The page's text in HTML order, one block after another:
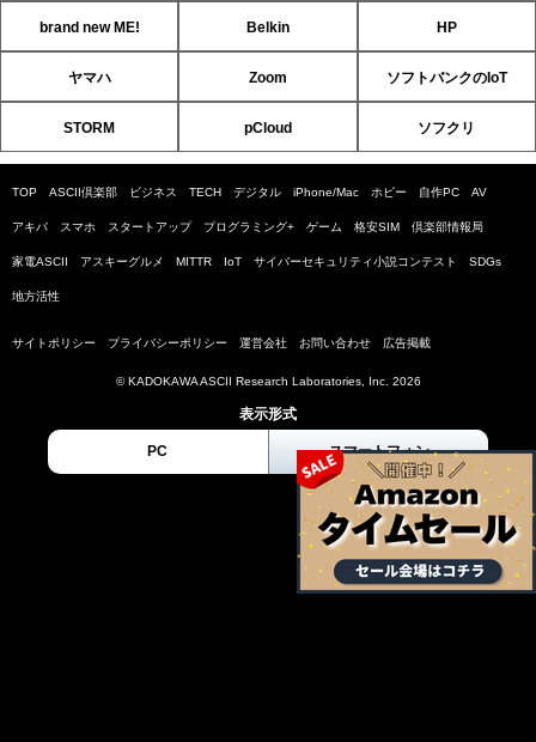
brand new ME! Belkin HP
ヤマハ Zoom ソフトバンクのIoT
STORM pCloud ソフクリ
TOP ASCII倶楽部 ビジネス TECH デジタル iPhone/Mac ホビー 自作PC AV
アキバ スマホ スタートアップ プログラミング+ ゲーム 格安SIM 倶楽部情報局
家電ASCII アスキーグルメ MITTR IoT サイバーセキュリティ小説コンテスト SDGs
地方活性
サイトポリシー プライバシーポリシー 運営会社 お問い合わせ 広告掲載
© KADOKAWA ASCII Research Laboratories, Inc. 2026
表示形式
PC スマートフォン